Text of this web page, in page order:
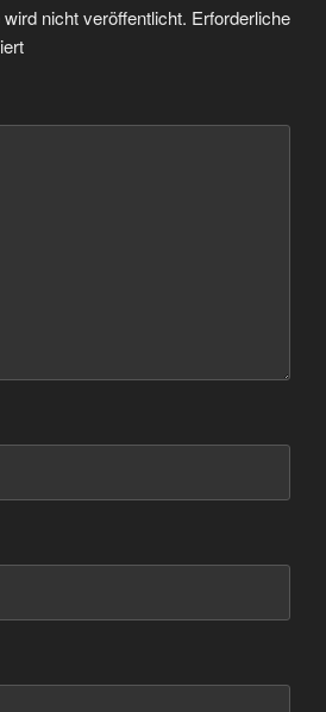
nicht veröffentlicht. Erforderliche